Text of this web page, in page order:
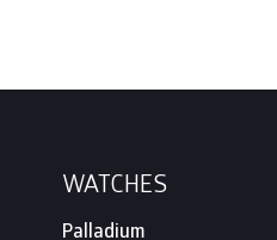
WATCHES
Palladium